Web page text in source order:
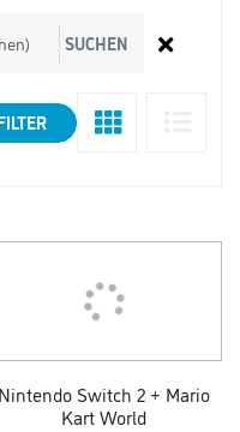
SUCHEN
Nintendo Switch 2 + Mario
Kart World